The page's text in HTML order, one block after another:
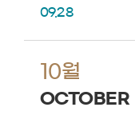
09.28
10월
OCTOBER